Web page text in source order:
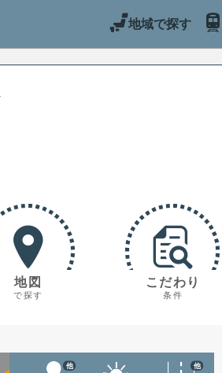
地域で探す
地図
で探す
こだわり
条件
他 他